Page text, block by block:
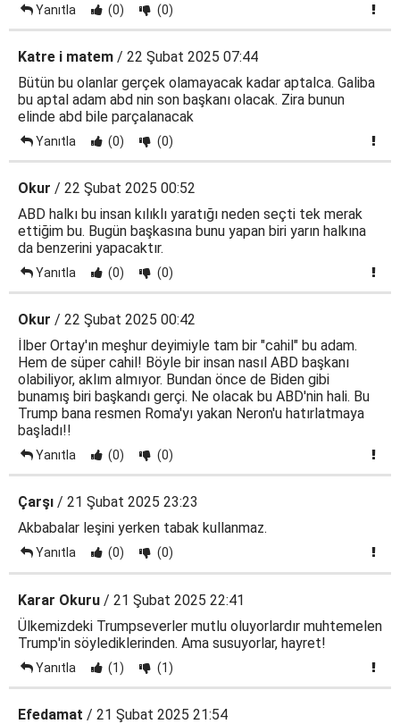
Yanıtla (0) (0)
Katre i matem / 22 Şubat 2025 07:44
Bütün bu olanlar gerçek olamayacak kadar aptalca. Galiba
bu aptal adam abd nin son başkanı olacak. Zira bunun
elinde abd bile parçalanacak
Yanıtla (0) (0)
Okur / 22 Şubat 2025 00:52
ABD halkı bu insan kılıklı yaratığı neden seçti tek merak
ettiğim bu. Bugün başkasına bunu yapan biri yarın halkına
da benzerini yapacaktır.
Yanıtla (0) (0)
Okur / 22 Şubat 2025 00:42
İlber Ortay'ın meşhur deyimiyle tam bir "cahil" bu adam.
Hem de süper cahil! Böyle bir insan nasıl ABD başkanı
olabiliyor, aklım almıyor. Bundan önce de Biden gibi
bunamış biri başkandı gerçi. Ne olacak bu ABD'nin hali. Bu
Trump bana resmen Roma'yı yakan Neron'u hatırlatmaya
başladı!!
Yanıtla (0) (0)
Çarşı / 21 Şubat 2025 23:23
Akbabalar leşini yerken tabak kullanmaz.
Yanıtla (0) (0)
Karar Okuru / 21 Şubat 2025 22:41
Ülkemizdeki Trumpseverler mutlu oluyorlardır muhtemelen
Trump'in söylediklerinden. Ama susuyorlar, hayret!
Yanıtla (1) (1)
Efedamat / 21 Şubat 2025 21:54